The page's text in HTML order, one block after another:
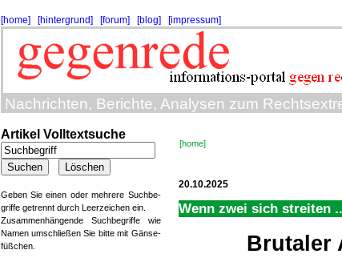
[home] [hintergrund] [forum] [blog] [impressum]
Nachrichten, Berichte, Analysen zum
Artikel Volltextsuche
Geben Sie einen oder mehrere Suchbe-
griffe getrennt durch Leerzeichen ein.
Zusammenhängende Suchbegriffe wie
Namen umschließen Sie bitte mit Gänse-
füßchen.
[home]
20.10.2025
Wenn zwei sich streiten
Brutaler